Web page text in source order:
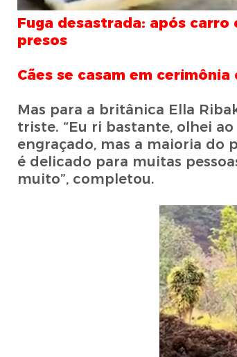
Fuga desastrada: após
presos
Cães se casam em
Mas para a britânica Ella
triste. “Eu ri bastante, olhei
engraçado, mas a maioria do
é delicado para muitas
muito”, completou.